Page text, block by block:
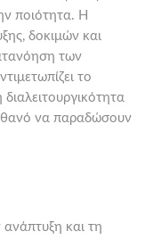
ποιότητα. Η
δοκιμών και
των
το
να παραδώσουν
ανάπτυξη και τη